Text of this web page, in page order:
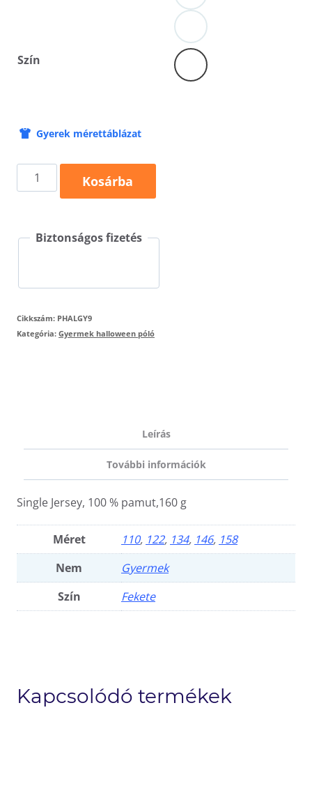
Szín
Gyerek mérettáblázat
Halloween
bohóc
gyerekpóló
Kosárba
Biztonságos fizetés
Cikkszám: PHALGY9
Kategória: Gyermek halloween póló
Leírás
További információk
Single Jersey, 100 % pamut,160 g
Méret 110, 122, 134, 146, 158
Nem
Gyermek
Szín
Fekete
Kapcsolódó termékek